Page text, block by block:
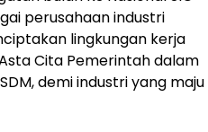
perusahaan industri
lingkungan kerja
Cita Pemerintah dalam
demi industri yang maju